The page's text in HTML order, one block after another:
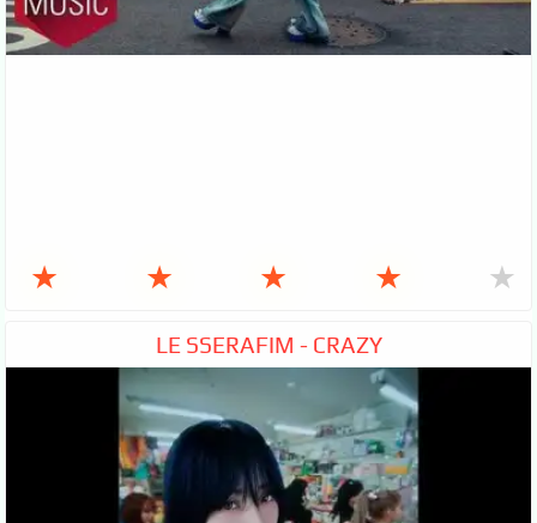
★ ★ ★ ★ ★
LE SSERAFIM - CRAZY